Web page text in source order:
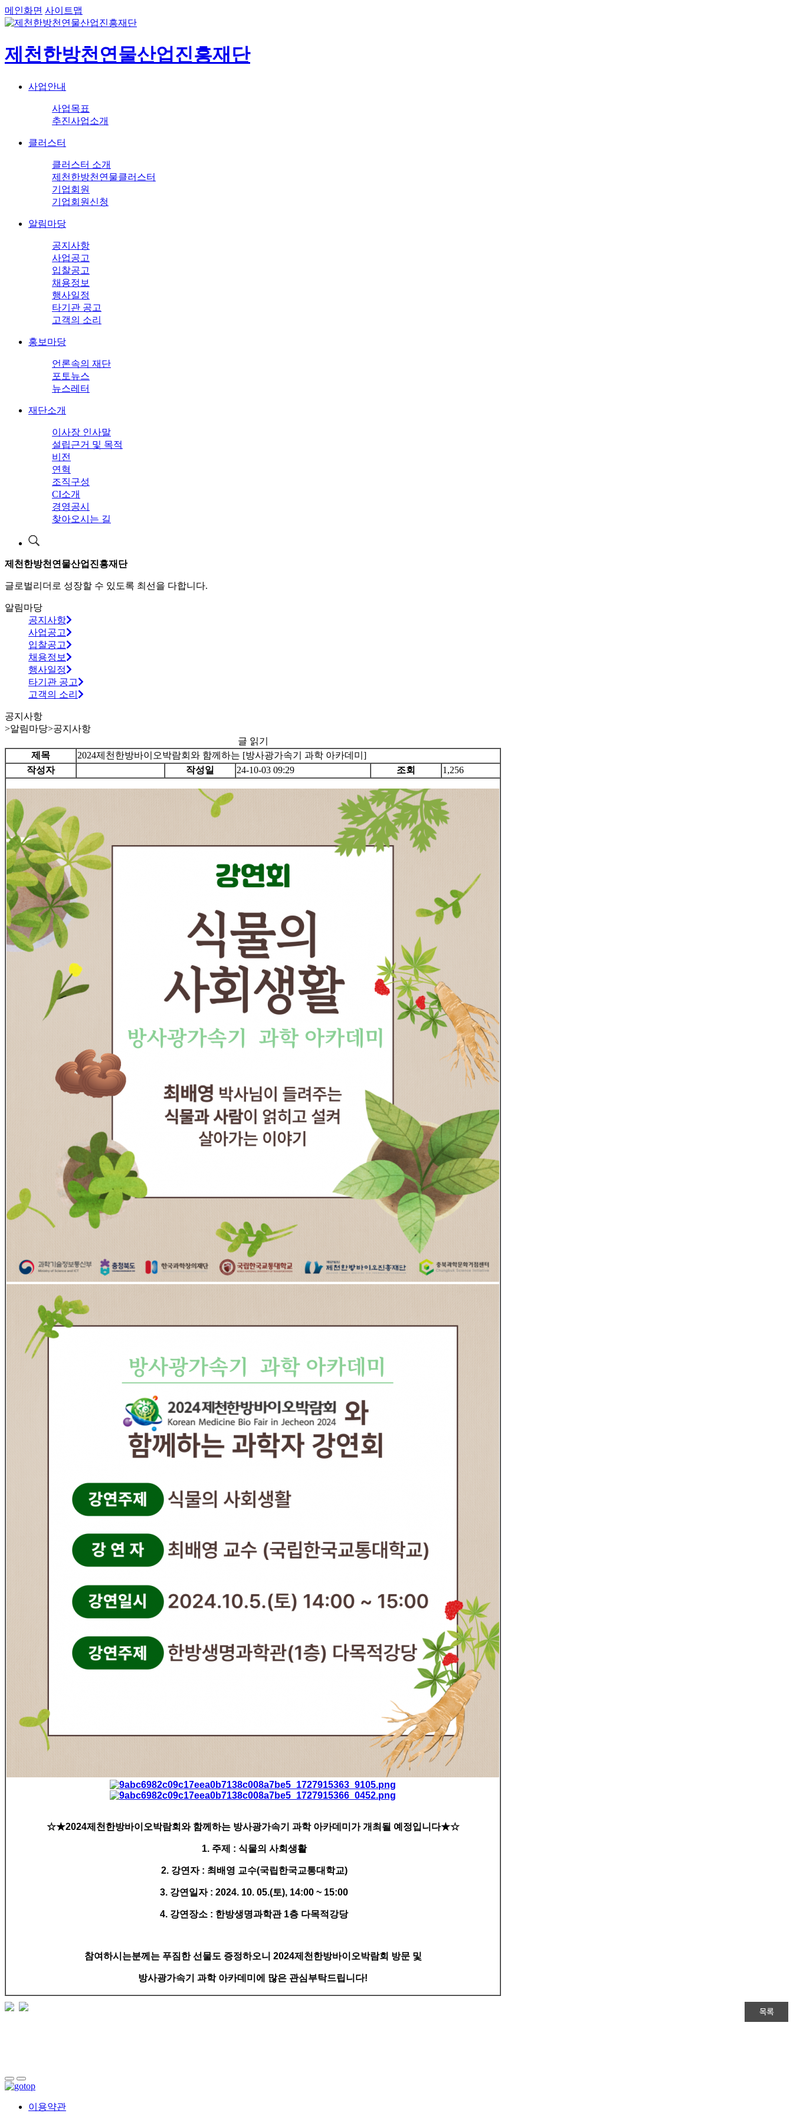
메인화면 사이트맵
제천한방천연물산업진흥재단
사업안내
사업목표
추진사업소개
클러스터
클러스터 소개
제천한방천연물클러스터
기업회원
기업회원신청
알림마당
공지사항
사업공고
입찰공고
채용정보
행사일정
타기관 공고
고객의 소리
홍보마당
언론속의 재단
포토뉴스
뉴스레터
재단소개
이사장 인사말
설립근거 및 목적
비전
연혁
조직구성
CI소개
경영공시
찾아오시는 길
제천한방천연물산업진흥재단
글로벌리더로 성장할 수 있도록 최선을 다합니다.
알림마당
공지사항
사업공고
입찰공고
채용정보
행사일정
타기관 공고
고객의 소리
공지사항
>알림마당>공지사항
글 읽기
제목
2024제천한방바이오박람회와 함께하는 [방사광가속기 과학 아카데미]
작성자
작성일 24-10-03 09:29 조회 1,256
☆★2024제천한방바이오박람회와 함께하는 방사광가속기 과학 아카데미가 개최될 예정입니다★​☆
1. 주제 : 식물의 사회생활​
2. 강연자 : 최배영 교수(국립한국교통대학교)
3. 강연일자 : 2024. 10. 05.(토), 14:00 ~ 15:00
4. 강연장소 : 한방생명과학관 1층 다목적강당
참여하시는분께는 푸짐한 선물도 증정하오니 2024제천한방바이오박람회 방문 및
방사광가속기 과학 아카데미에 많은 관심부탁드립니다!
이용약관